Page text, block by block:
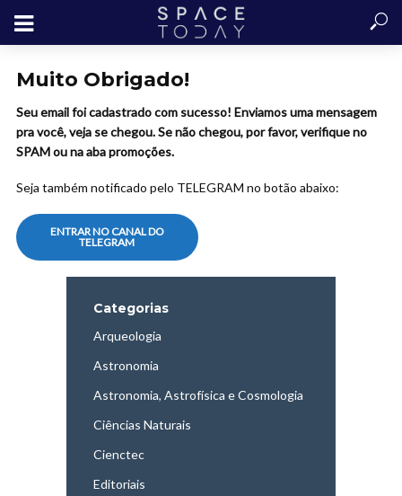
Muito Obrigado!
Seu email foi cadastrado com sucesso! Enviamos uma mensagem
pra você, veja se chegou. Se não chegou, por favor, verifique no
SPAM ou na aba promoções.
Seja também notificado pelo TELEGRAM no botão abaixo:
ENTRAR NO CANAL DO
TELEGRAM
Categorias
Arqueologia
Astronomia
Astronomia, Astrofísica e Cosmologia
Ciências Naturais
Cienctec
Editoriais